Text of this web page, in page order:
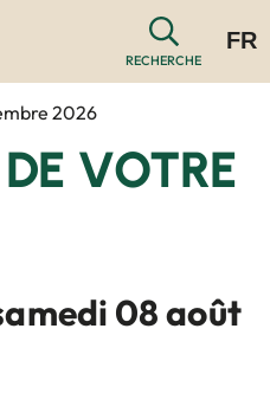
RECHERCHE
FR
2026
VOTRE
08 août